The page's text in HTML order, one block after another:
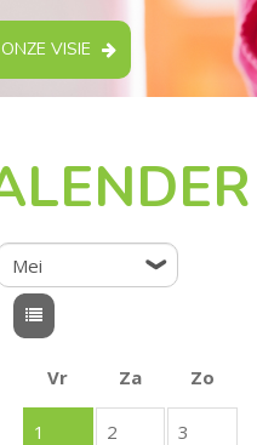
VISIE
Vr Za Zo
1 2 3